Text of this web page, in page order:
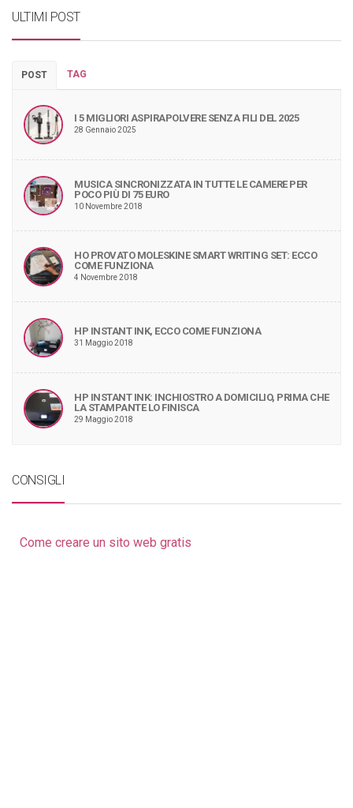
ULTIMI POST
POST TAG
I 5 MIGLIORI ASPIRAPOLVERE SENZA FILI DEL 2025
28 Gennaio 2025
MUSICA SINCRONIZZATA IN TUTTE LE CAMERE PER
POCO PIÙ DI 75 EURO
10 Novembre 2018
HO PROVATO MOLESKINE SMART WRITING SET: ECCO
COME FUNZIONA
4 Novembre 2018
HP INSTANT INK, ECCO COME FUNZIONA
31 Maggio 2018
HP INSTANT INK: INCHIOSTRO A DOMICILIO, PRIMA CHE
LA STAMPANTE LO FINISCA
29 Maggio 2018
CONSIGLI
Come creare un sito web gratis